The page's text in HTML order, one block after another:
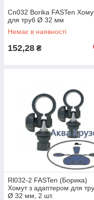
Cn032 Borika FASTen
для труб Ø 32 мм
Немає в наявності
152,28 ₴
Rl032-2 FASTen (Борика)
Хомут з адаптером для
Ø 32 мм, 2 шт.